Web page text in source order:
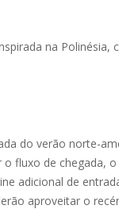
na
do verão norte-
fluxo de
adicional de
aproveitar o